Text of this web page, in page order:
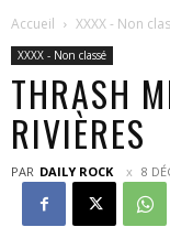
Accueil XXXX - Non
XXXX - Non classé
THRASH
RIVIÈRES
PAR DAILY ROCK 8